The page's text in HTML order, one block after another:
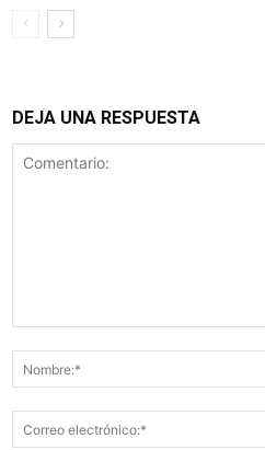
DEJA UNA RESPUESTA